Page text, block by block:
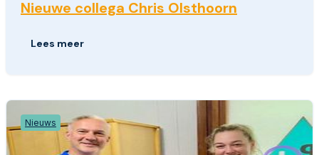
Nieuwe collega Chris Olsthoorn
Lees meer
Nieuws